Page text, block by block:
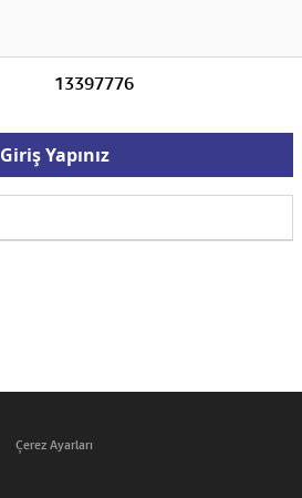
13397776
Giriş Yapınız
Çerez Ayarları